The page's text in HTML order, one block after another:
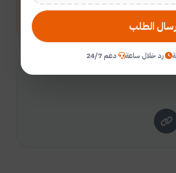
طلبك
الطلب
رد خلال ساعة دعم 24/7